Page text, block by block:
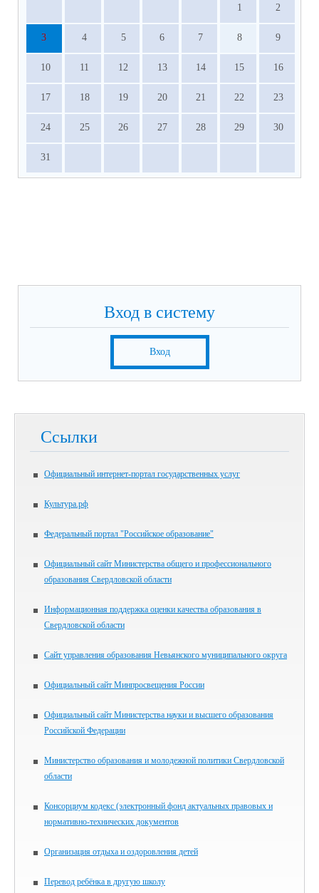
1 2
3 4 5 6 7 8 9
10 11 12 13 14 15 16
17 18 19 20 21 22 23
24 25 26 27 28 29 30
31
Вход в систему
Вход
Ссылки
Официальный интернет-портал государственных услуг
Культура.рф
Федеральный портал "Российское образование"
Официальный сайт Министерства общего и профессионального
образования Свердловской области
Информационная поддержка оценки качества образования в
Свердловской области
Сайт управления образования Невьянского муниципального округа
Официальный сайт Минпросвещения России
Официальный сайт Министерства науки и высшего образования
Российской Федерации
Министерство образования и молодежной политики Свердловской
области
Консорциум кодекс (электронный фонд актуальных правовых и
нормативно-технических документов
Организация отдыха и оздоровления детей
Перевод ребёнка в другую школу